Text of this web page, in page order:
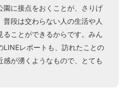
園に接点をおくことが、さりげ
普段は交わらない人の生活や人
ることができるからです。みん
LINEレポートも、訪れたことの
感が湧くようなもので、とても